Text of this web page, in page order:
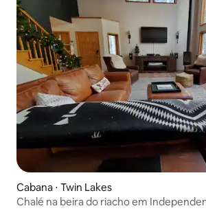
Cabana ⋅ Twin Lakes
Chalé na beira do riacho em